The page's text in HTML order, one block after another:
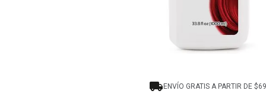
ENVÍO GRATIS A PARTIR DE